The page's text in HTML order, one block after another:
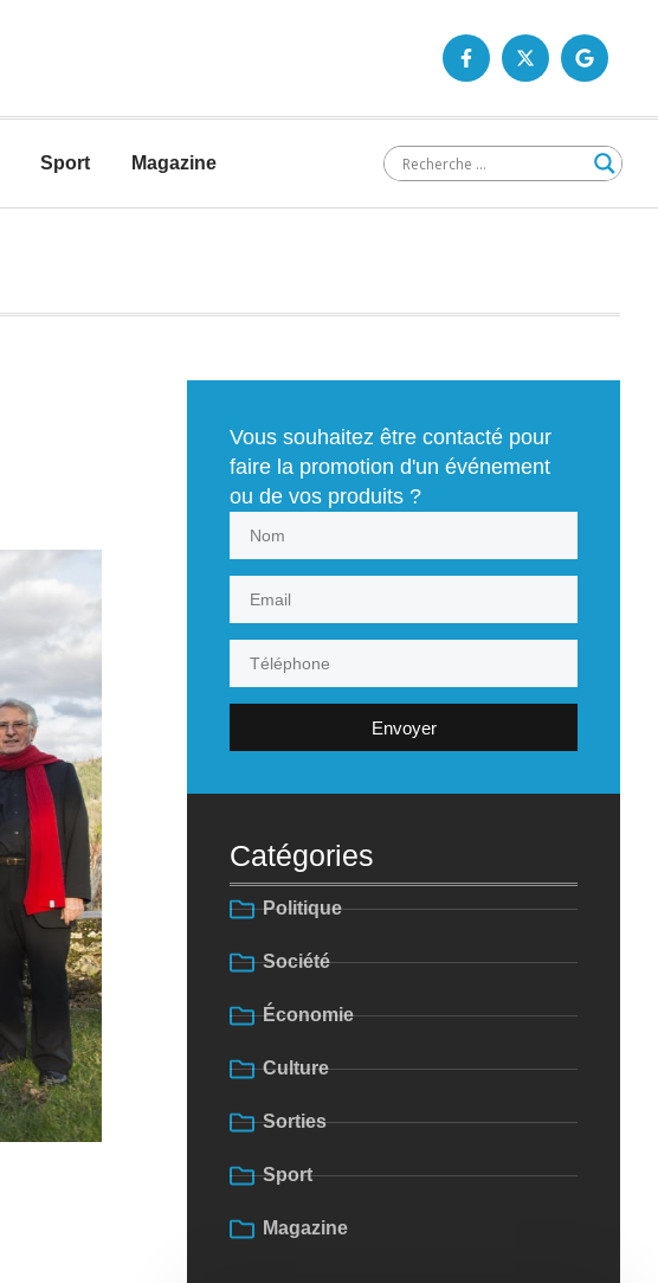
Sport Magazine
Vous souhaitez être contacté pour
faire la promotion d'un événement
ou de vos produits ?
Envoyer
Catégories
Politique
Société
Économie
Culture
Sorties
Sport
Magazine